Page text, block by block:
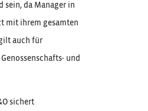
sein, da Manager in
mit ihrem gesamten
auch für
und
sichert